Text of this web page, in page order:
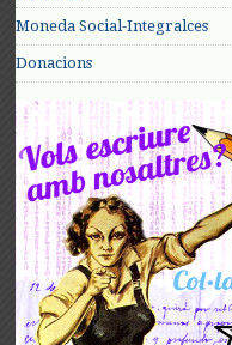
Moneda Social-Integralces
Donacions